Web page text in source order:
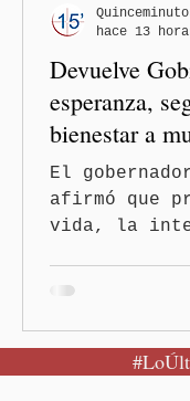
informó que
de Salud
Devuelve
esperanza,
bienestar a
periferia
El
afirmó que
vida, la
Puebla, Pue.-
mujer
hace 13